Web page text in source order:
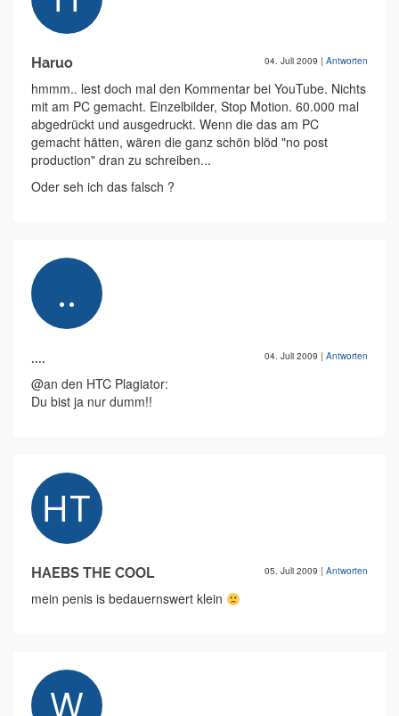
Haruo 04. Juli 2009 | Antworten
hmmm.. lest doch mal den Kommentar bei YouTube. Nichts
mit am PC gemacht. Einzelbilder, Stop Motion. 60.000 mal
abgedrückt und ausgedruckt. Wenn die das am PC
gemacht hätten, wären die ganz schön blöd "no post
production" dran zu schreiben...
Oder seh ich das falsch ?
.... 04. Juli 2009 | Antworten
@an den HTC Plagiator:
Du bist ja nur dumm!!
HAEBS THE COOL 05. Juli 2009 | Antworten
mein penis is bedauernswert klein